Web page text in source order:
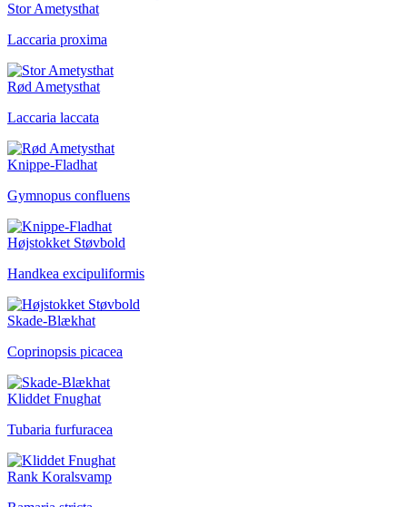
Stor Ametysthat
Laccaria proxima
Rød Ametysthat
Laccaria laccata
Knippe-Fladhat
Gymnopus confluens
Højstokket Støvbold
Handkea excipuliformis
Skade-Blækhat
Coprinopsis picacea
Kliddet Fnughat
Tubaria furfuracea
Rank Koralsvamp